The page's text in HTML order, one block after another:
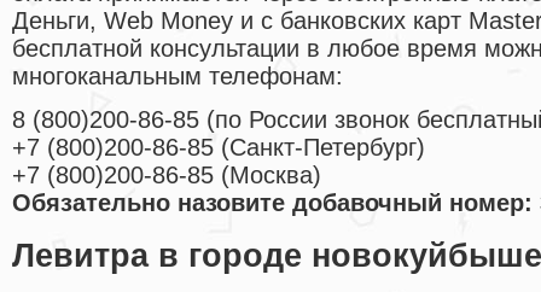
Деньги, Web Money и с банковских карт
бесплатной консультации в любое время
многоканальным телефонам:
8 (800)200-86-85 (по России звонок
+7 (800)200-86-85 (Санкт-Петербург)
+7 (800)200-86-85 (Москва)
Обязательно назовите добавочный номер:
Левитра в городе